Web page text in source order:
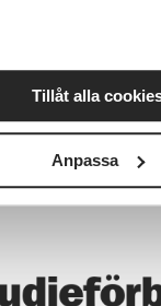
Tillåt alla
Anpassa